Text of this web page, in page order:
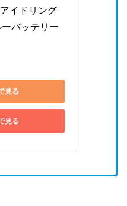
イドリング
バッテリー
見る
見る